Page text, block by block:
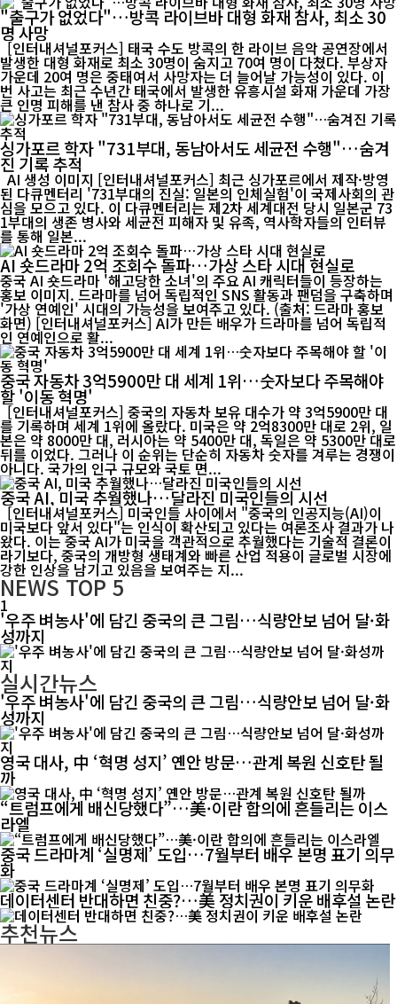
"출구가 없었다"…방콕 라이브바 대형 화재 참사, 최소 30
명 사망
[인터내셔널포커스] 태국 수도 방콕의 한 라이브 음악 공연장에서
발생한 대형 화재로 최소 30명이 숨지고 70여 명이 다쳤다. 부상자
가운데 20여 명은 중태여서 사망자는 더 늘어날 가능성이 있다. 이
번 사고는 최근 수년간 태국에서 발생한 유흥시설 화재 가운데 가장
큰 인명 피해를 낸 참사 중 하나로 기...
싱가포르 학자 "731부대, 동남아서도 세균전 수행"…숨겨
진 기록 추적
AI 생성 이미지 [인터내셔널포커스] 최근 싱가포르에서 제작·방영
된 다큐멘터리 '731부대의 진실: 일본의 인체실험'이 국제사회의 관
심을 모으고 있다. 이 다큐멘터리는 제2차 세계대전 당시 일본군 73
1부대의 생존 병사와 세균전 피해자 및 유족, 역사학자들의 인터뷰
를 통해 일본...
AI 숏드라마 2억 조회수 돌파…가상 스타 시대 현실로
중국 AI 숏드라마 '해고당한 소녀'의 주요 AI 캐릭터들이 등장하는
홍보 이미지. 드라마를 넘어 독립적인 SNS 활동과 팬덤을 구축하며
'가상 연예인' 시대의 가능성을 보여주고 있다. (출처: 드라마 홍보
화면) [인터내셔널포커스] AI가 만든 배우가 드라마를 넘어 독립적
인 연예인으로 활...
중국 자동차 3억5900만 대 세계 1위…숫자보다 주목해야
할 '이동 혁명'
[인터내셔널포커스] 중국의 자동차 보유 대수가 약 3억5900만 대
를 기록하며 세계 1위에 올랐다. 미국은 약 2억8300만 대로 2위, 일
본은 약 8000만 대, 러시아는 약 5400만 대, 독일은 약 5300만 대로
뒤를 이었다. 그러나 이 순위는 단순히 자동차 숫자를 겨루는 경쟁이
아니다. 국가의 인구 규모와 국토 면...
중국 AI, 미국 추월했나…달라진 미국인들의 시선
[인터내셔널포커스] 미국인들 사이에서 "중국의 인공지능(AI)이
미국보다 앞서 있다"는 인식이 확산되고 있다는 여론조사 결과가 나
왔다. 이는 중국 AI가 미국을 객관적으로 추월했다는 기술적 결론이
라기보다, 중국의 개방형 생태계와 빠른 산업 적용이 글로벌 시장에
강한 인상을 남기고 있음을 보여주는 지...
NEWSTOP 5
1
'우주 벼농사'에 담긴 중국의 큰 그림…식량안보 넘어 달·화
성까지
실시간뉴스
'우주 벼농사'에 담긴 중국의 큰 그림…식량안보 넘어 달·화
성까지
영국 대사, 中 ‘혁명 성지’ 옌안 방문…관계 복원 신호탄 될
까
“트럼프에게 배신당했다”…美·이란 합의에 흔들리는 이스
라엘
중국 드라마계 ‘실명제’ 도입…7월부터 배우 본명 표기 의무
화
데이터센터 반대하면 친중?…美 정치권이 키운 배후설 논란
추천뉴스